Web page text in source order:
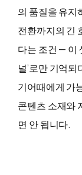
의 품질을 유지
전환까지의 긴
다는 조건 — 이
널’로만 기억되
기어때에게 가
콘텐츠 소재와
면 안 됩니다.